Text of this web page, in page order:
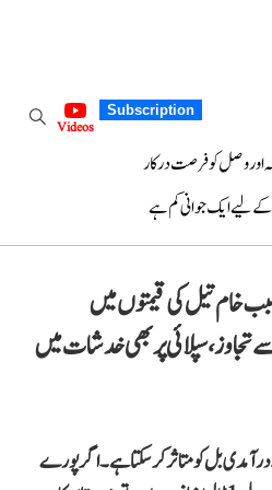
Subscription
Videos
اور وصل کو فرصت درکار
لیے ایک جوانی کم ہے
خام تیل کی قیمتوں میں
بیرل سے تجاوز، سپلائی پر بھی خدشات میں
بل کو متاثر کرسکتا ہے۔ اگر پورے